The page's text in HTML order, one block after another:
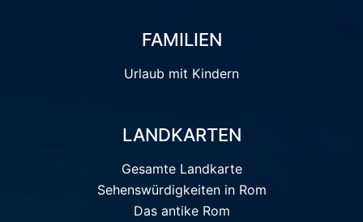
FAMILIEN
Urlaub mit Kindern
LANDKARTEN
Gesamte Landkarte
Sehenswürdigkeiten in Rom
Das antike Rom